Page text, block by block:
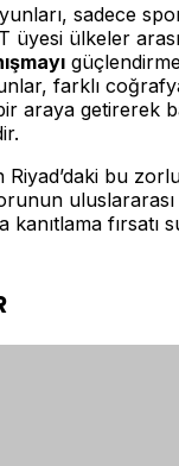
sadece
üyesi ülkeler
farklı
araya getirerek
Riyad’daki bu
uluslararası
fırsatı